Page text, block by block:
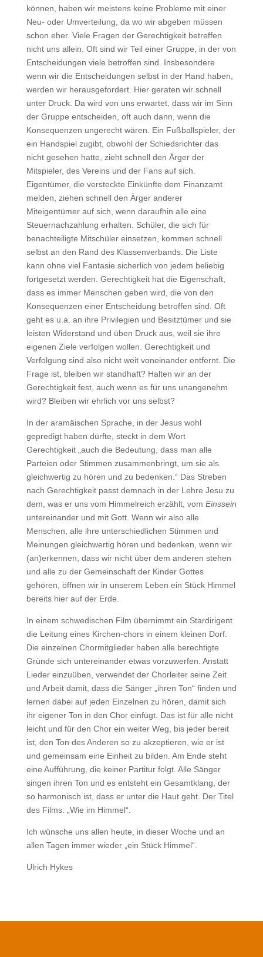
können, haben wir meistens keine Probleme mit einer
Neu- oder Umverteilung, da wo wir abgeben müssen
schon eher. Viele Fragen der Gerechtigkeit betreffen
nicht uns allein. Oft sind wir Teil einer Gruppe, in der von
Entscheidungen viele betroffen sind. Insbesondere
wenn wir die Entscheidungen selbst in der Hand haben,
werden wir herausgefordert. Hier geraten wir schnell
unter Druck. Da wird von uns erwartet, dass wir im Sinn
der Gruppe entscheiden, oft auch dann, wenn die
Konsequenzen ungerecht wären. Ein Fußballspieler, der
ein Handspiel zugibt, obwohl der Schiedsrichter das
nicht gesehen hatte, zieht schnell den Ärger der
Mitspieler, des Vereins und der Fans auf sich.
Eigentümer, die versteckte Einkünfte dem Finanzamt
melden, ziehen schnell den Ärger anderer
Miteigentümer auf sich, wenn daraufhin alle eine
Steuernachzahlung erhalten. Schüler, die sich für
benachteiligte Mitschüler einsetzen, kommen schnell
selbst an den Rand des Klassenverbands. Die Liste
kann ohne viel Fantasie sicherlich von jedem beliebig
fortgesetzt werden. Gerechtigkeit hat die Eigenschaft,
dass es immer Menschen geben wird, die von den
Konsequenzen einer Entscheidung betroffen sind. Oft
geht es u.a. an ihre Privilegien und Besitztümer und sie
leisten Widerstand und üben Druck aus, weil sie ihre
eigenen Ziele verfolgen wollen. Gerechtigkeit und
Verfolgung sind also nicht weit voneinander entfernt. Die
Frage ist, bleiben wir standhaft? Halten wir an der
Gerechtigkeit fest, auch wenn es für uns unangenehm
wird? Bleiben wir ehrlich vor uns selbst?
In der aramäischen Sprache, in der Jesus wohl
gepredigt haben dürfte, steckt in dem Wort
Gerechtigkeit „auch die Bedeutung, dass man alle
Parteien oder Stimmen zusammenbringt, um sie als
gleichwertig zu hören und zu bedenken.“ Das Streben
nach Gerechtigkeit passt demnach in der Lehre Jesu zu
dem, was er uns vom Himmelreich erzählt, vom Einssein
untereinander und mit Gott. Wenn wir also alle
Menschen, alle ihre unterschiedlichen Stimmen und
Meinungen gleichwertig hören und bedenken, wenn wir
(an)erkennen, dass wir nicht über dem anderen stehen
und alle zu der Gemeinschaft der Kinder Gottes
gehören, öffnen wir in unserem Leben ein Stück Himmel
bereits hier auf der Erde.
In einem schwedischen Film übernimmt ein Stardirigent
die Leitung eines Kirchen-chors in einem kleinen Dorf.
Die einzelnen Chormitglieder haben alle berechtigte
Gründe sich untereinander etwas vorzuwerfen. Anstatt
Lieder einzuüben, verwendet der Chorleiter seine Zeit
und Arbeit damit, dass die Sänger „ihren Ton“ finden und
lernen dabei auf jeden Einzelnen zu hören, damit sich
ihr eigener Ton in den Chor einfügt. Das ist für alle nicht
leicht und für den Chor ein weiter Weg, bis jeder bereit
ist, den Ton des Anderen so zu akzeptieren, wie er ist
und gemeinsam eine Einheit zu bilden. Am Ende steht
eine Aufführung, die keiner Partitur folgt. Alle Sänger
singen ihren Ton und es entsteht ein Gesamtklang, der
so harmonisch ist, dass er unter die Haut geht. Der Titel
des Films: „Wie im Himmel“.
Ich wünsche uns allen heute, in dieser Woche und an
allen Tagen immer wieder „ein Stück Himmel“.
Ulrich Hykes